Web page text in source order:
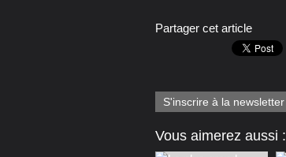
Partager cet article
S'inscrire à la newsletter
Vous aimerez aussi :